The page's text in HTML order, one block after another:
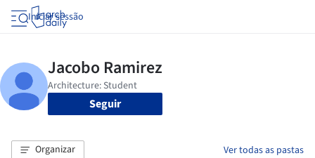
Iniciar sessão
Seguir
Organizar Ver todas as pastas